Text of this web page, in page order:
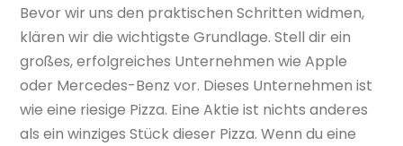
Bevor wir uns den praktischen Schritten widmen,
klären wir die wichtigste Grundlage. Stell dir ein
großes, erfolgreiches Unternehmen wie Apple
oder Mercedes-Benz vor. Dieses Unternehmen ist
wie eine riesige Pizza. Eine Aktie ist nichts anderes
als ein winziges Stück dieser Pizza. Wenn du eine